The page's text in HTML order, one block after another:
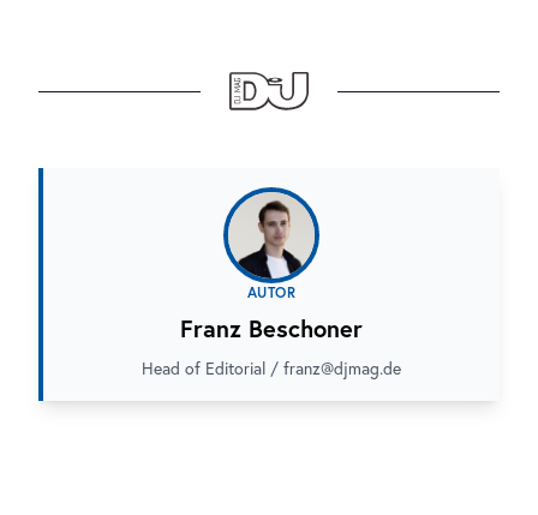
AUTOR
Franz Beschoner
Head of Editorial / franz@djmag.de